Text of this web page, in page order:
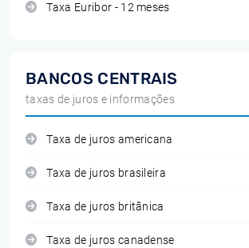
Taxa Euribor - 12 meses
BANCOS CENTRAIS
taxas de juros e informações
Taxa de juros americana
Taxa de juros brasileira
Taxa de juros britânica
Taxa de juros canadense